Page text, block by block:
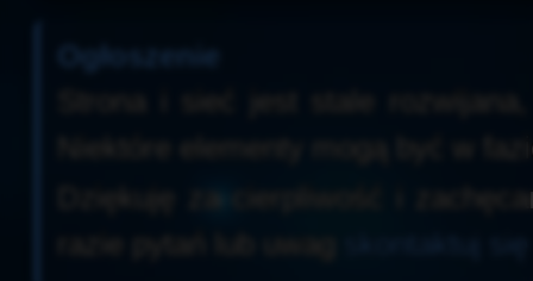
Ogłoszenie
Niektóre elementy mogą być w
Dziękuję za cierpliwość i
razie pytań lub uwag